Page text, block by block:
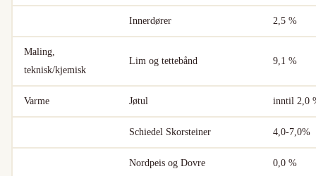
Innerdører 2,5 %
Maling,
teknisk/kjemisk
Lim og tettebånd 9,1 %
Varme Jøtul inntil 2,0
Schiedel Skorsteiner 4,0-7,0%
Nordpeis og Dovre 0,0 %